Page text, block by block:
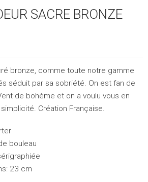
SACRE BRONZE
bronze, comme toute notre gamme
séduit par sa sobriété. On est fan de
de bohème et on a voulu vous en
Création Française.
bouleau
23 cm